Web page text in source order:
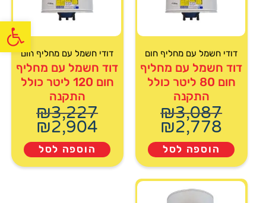
דודי חשמל עם מחליף חום
דוד חשמל עם מחליף
חום 80 ליטר כולל
התקנה
₪3,087
₪2,778
הוספה לסל
דודי חשמל עם מחליף חום
דוד חשמל עם מחליף
חום 120 ליטר כולל
התקנה
₪3,227
₪2,904
הוספה לסל